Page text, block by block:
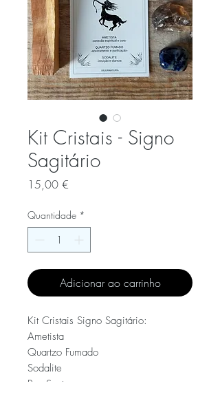
Kit Cristais - Signo
Sagitário
15,00 €
Quantidade *
Adicionar ao carrinho
Kit Cristais Signo Sagitário:
Ametista
Quartzo Fumado
Sodalite
Pau Santo